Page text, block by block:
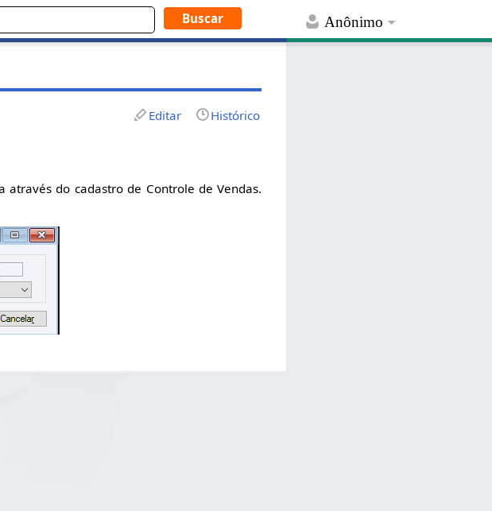
Anônimo
Editar Histórico
através do cadastro de Controle de Vendas.